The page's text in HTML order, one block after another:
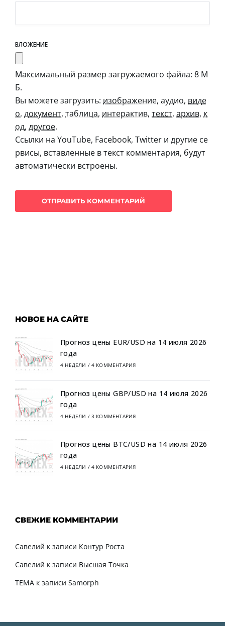
ВЛОЖЕНИЕ
Максимальный размер загружаемого файла: 8 М
Б.
Вы можете загрузить: изображение, аудио, виде
о, документ, таблица, интерактив, текст, архив, к
од, другое.
Ссылки на YouTube, Facebook, Twitter и другие се
рвисы, вставленные в текст комментария, будут
автоматически встроены.
НОВОЕ НА САЙТЕ
Прогноз цены EUR/USD на 14 июля 2026
года
4 НЕДЕЛИ / 4 КОММЕНТАРИЯ
Прогноз цены GBP/USD на 14 июля 2026
года
4 НЕДЕЛИ / 3 КОММЕНТАРИЯ
Прогноз цены BTC/USD на 14 июля 2026
года
4 НЕДЕЛИ / 4 КОММЕНТАРИЯ
СВЕЖИЕ КОММЕНТАРИИ
Савелий к записи Контур Роста
Савелий к записи Высшая Точка
TEMA к записи Samorph